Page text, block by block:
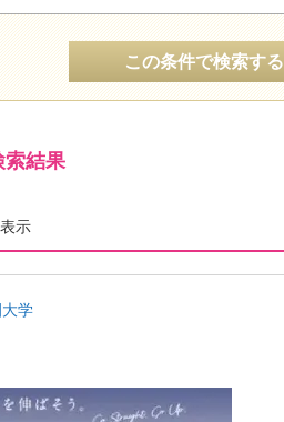
この条件で検索する
索結果
示
学